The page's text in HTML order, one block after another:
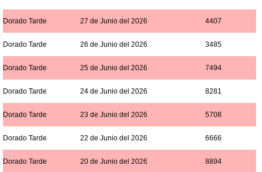
Dorado Tarde 27 de Junio del 2026 4407
Dorado Tarde 26 de Junio del 2026 3485
Dorado Tarde 25 de Junio del 2026 7494
Dorado Tarde 24 de Junio del 2026 8281
Dorado Tarde 23 de Junio del 2026 5708
Dorado Tarde 22 de Junio del 2026 6666
Dorado Tarde 20 de Junio del 2026 8894